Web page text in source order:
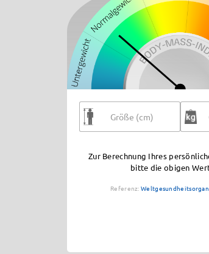
Zur Berechnung Ihres
bitte die obigen
Referenz: